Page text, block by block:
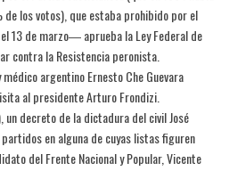
los votos), que estaba prohibido por el
13 de marzo― aprueba la Ley Federal de
contra la Resistencia peronista.
argentino Ernesto Che Guevara
al presidente Arturo Frondizi.
un decreto de la dictadura del civil José
en alguna de cuyas listas figuren
del Frente Nacional y Popular, Vicente